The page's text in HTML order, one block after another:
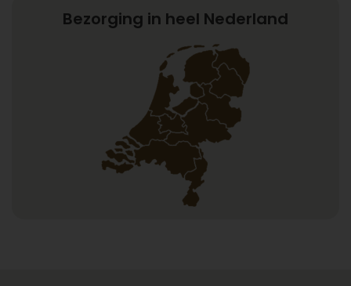
Bezorging in heel Nederland